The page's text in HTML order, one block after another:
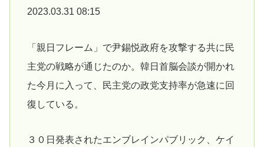
2023.03.31 08:15
「親日フレーム」で尹錫悦政府を攻撃する共に民
主党の戦略が通じたのか。韓日首脳会談が開かれ
た今月に入って、民主党の政党支持率が急速に回
復している。
３０日発表されたエンブレインパブリック、ケイ